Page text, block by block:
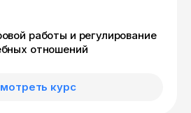
работы и регулирование
отношений
курс